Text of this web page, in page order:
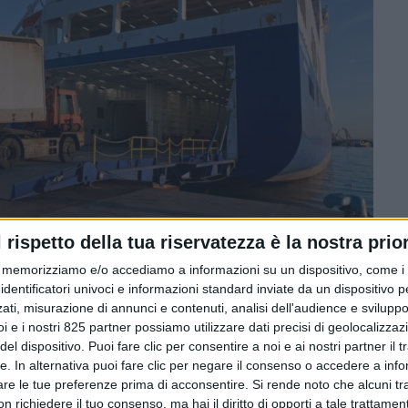
rispetto della tua riservatezza è la nostra
memorizziamo e/o accediamo a informazioni su un dispositivo, come
univoci e informazioni standard inviate da un dispositivo
misurazione di annunci e contenuti, analisi dell'audience e
e i nostri 825 partner possiamo utilizzare dati precisi di
dispositivo. Puoi fare clic per consentire a noi e ai nostri partner il
In alternativa puoi fare clic per negare il consenso o accedere a
le tue preferenze prima di acconsentire. Si rende noto che alcuni
richiedere il tuo consenso, ma hai il diritto di opporti a tale
centesimi per veicolo/km, la prima annualità del Sea
il divario tra l’alto fabbisogno espresso dalle imprese
dotazione finanziaria dell’incentivo (52,9 milioni).
i proventi dell’Ets, come fissato in linea di principio dal Dl